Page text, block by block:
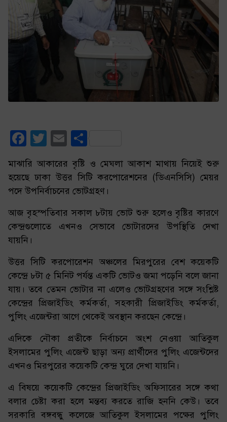
Facebook
Twitter
Email
মাঝারি আকারের বৃষ্টি ও মেঘলা আকাশ মাথায় নিয়েই শুরু
হয়েছে ঢাকা উত্তর সিটি করপোরেশনের (ডিএনসিসি) মেয়র
পদে উপনির্বাচনের ভোটগ্রহণ।
আজ বৃহস্পতিবার সকাল ৮টায় ভোট শুরু হলেও বৃষ্টির কারণে
কেন্দ্রগুলোতে এখনও সেভাবে ভোটারদের উপস্থিতি দেখা
যায়নি।
উত্তর সিটি করপোরেশন অঞ্চলের মিরপুরের বেশ কয়েকটি
কেন্দ্রে ৮টা ৫ মিনিট পর্যন্ত একটি ভোটও জমা পড়েনি বলে জানা
যায়। তবে তেমন ভোটার না এলেও ভোটগ্রহণের সঙ্গে সংশ্লিষ্ট
কেন্দ্রের প্রিজাইডিং কর্মকর্তা, সহকারী প্রিজাইডিং কর্মকর্তা,
পুলিং এজেন্টরা আগে থেকেই অবস্থান করছেন কেন্দ্রে।
এদিকে নৌকা প্রতীকে নির্বাচনে অংশ নেওয়া আতিকুল
ইসলামের পুলিং এজেন্ট ছাড়া অন্য প্রার্থীদের পুলিং এজেন্টদের
এখনও মিরপুরের কয়েকটি কেন্দ্র ঘুরে দেখা যায়নি।
এ বিষয়ে কয়েকটি কেন্দ্রের প্রিজাইডিং অফিসারের সঙ্গে কথা
বলার চেষ্টা করা হলে মন্তব্য করতে রাজি হননি কেউ। তবে
সরকারি বঙ্গবন্ধু কলেজে আতিকুল ইসলামের পক্ষের পুলিং